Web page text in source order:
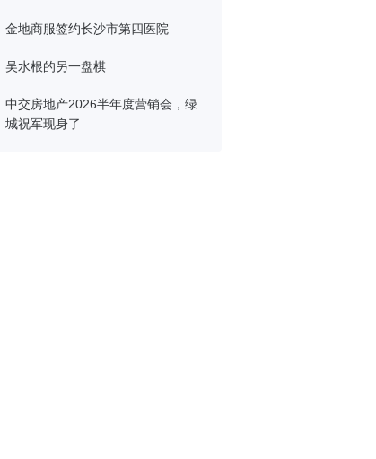
金地商服签约长沙市第四医院
吴水根的另一盘棋
中交房地产2026半年度营销会，绿
城祝军现身了